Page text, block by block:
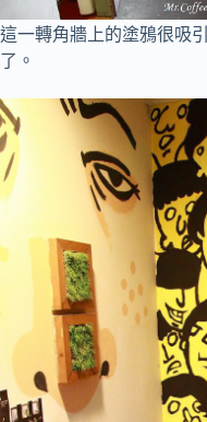
這一轉角牆上的塗鴉很吸
了 。